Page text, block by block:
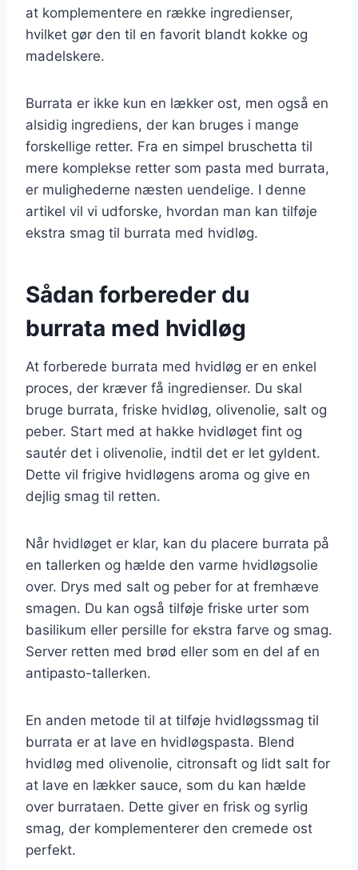
at komplementere en række ingredienser,
hvilket gør den til en favorit blandt kokke og
madelskere.
Burrata er ikke kun en lækker ost, men også en
alsidig ingrediens, der kan bruges i mange
forskellige retter. Fra en simpel bruschetta til
mere komplekse retter som pasta med burrata,
er mulighederne næsten uendelige. I denne
artikel vil vi udforske, hvordan man kan tilføje
ekstra smag til burrata med hvidløg.
Sådan forbereder du
burrata med hvidløg
At forberede burrata med hvidløg er en enkel
proces, der kræver få ingredienser. Du skal
bruge burrata, friske hvidløg, olivenolie, salt og
peber. Start med at hakke hvidløget fint og
sautér det i olivenolie, indtil det er let gyldent.
Dette vil frigive hvidløgens aroma og give en
dejlig smag til retten.
Når hvidløget er klar, kan du placere burrata på
en tallerken og hælde den varme hvidløgsolie
over. Drys med salt og peber for at fremhæve
smagen. Du kan også tilføje friske urter som
basilikum eller persille for ekstra farve og smag.
Server retten med brød eller som en del af en
antipasto-tallerken.
En anden metode til at tilføje hvidløgssmag til
burrata er at lave en hvidløgspasta. Blend
hvidløg med olivenolie, citronsaft og lidt salt for
at lave en lækker sauce, som du kan hælde
over burrataen. Dette giver en frisk og syrlig
smag, der komplementerer den cremede ost
perfekt.